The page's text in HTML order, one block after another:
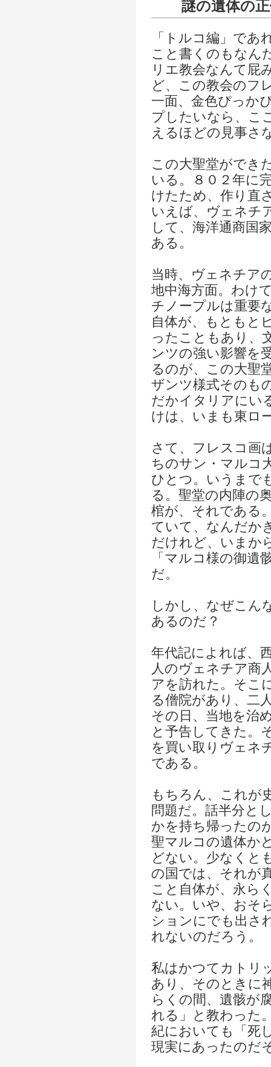
謎の遺体の
「トルコ編」で
こと書くのもなん
リエ教会なんて屁
ど、この教会のフ
一面、金色ぴっか
プしたいなら、こ
えるほどの見事さ
この大聖堂ができ
いる。８０２年に
けたため、作り直
いえば、ヴェネチ
して、海洋通商国
ある。
当時、ヴェネチア
地中海方面。わけ
チノープルは重要
自体が、もともと
ったこともあり、
ンツの強い影響を
るのが、この大聖
ザンツ様式そのも
だかイタリアにい
けは、いまも東ロ
さて、フレスコ画
ちのサン・マルコ
ひとつ。いうまで
る。聖堂の内陣の
棺が、それである
ていて、なんだか
だけれど、いまか
「マルコ様の御遺
だ。
しかし、なぜこん
あるのだ？
年代記によれば、
人のヴェネチア商
アを訪れた。そこ
る僧院があり、二
その日、当地を治
と予告してきた。
を買い取りヴェネ
である。
もちろん、これが
問題だ。話半分と
かを持ち帰ったの
聖マルコの遺体か
どない。少なくと
の国では、それが
こと自体が、永ら
ない。いや、おそ
ションにでも出さ
れないのだろう。
私はかつてカトリ
あり、そのときに
らくの間、遺骸が
れる」と教わった
紀においても「死
現実にあったのだ